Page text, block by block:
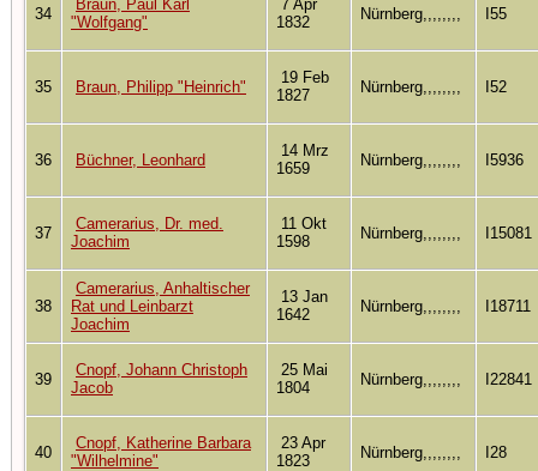
34
Braun, Paul Karl
"Wolfgang"
7 Apr
1832
Nürnberg,,,,,,,, I55
35 Braun, Philipp "Heinrich"
19 Feb
1827
Nürnberg,,,,,,,, I52
36 Büchner, Leonhard
14 Mrz
1659
Nürnberg,,,,,,,, I5936
37
Camerarius, Dr. med.
Joachim
11 Okt
1598
Nürnberg,,,,,,,, I15081
38
Camerarius, Anhaltischer
Rat und Leinbarzt
Joachim
13 Jan
1642
Nürnberg,,,,,,,, I18711
39
Cnopf, Johann Christoph
Jacob
25 Mai
1804
Nürnberg,,,,,,,, I22841
40
Cnopf, Katherine Barbara
"Wilhelmine"
23 Apr
1823
Nürnberg,,,,,,,, I28